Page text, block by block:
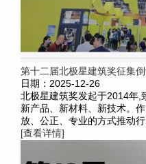
第十二届北极星建筑奖征集
日期：2025-12-26
北极星建筑奖发起于2014年,
新产品、新材料、新技术。
放、公正、专业的方式推动行
[查看详情]